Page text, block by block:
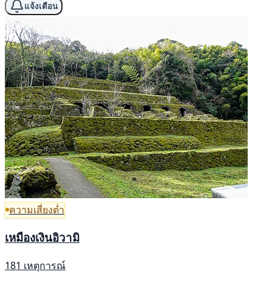
แจ้งเตือน
ความเสี่ยงต่ำ
เหมืองเงินอิวามิ
181 เหตุการณ์